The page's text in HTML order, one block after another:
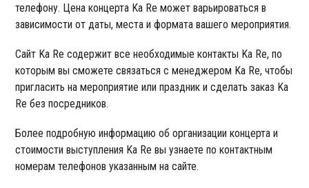
телефону. Цена концерта Ka Re может варьироваться в
зависимости от даты, места и формата вашего мероприятия.
Сайт Ka Re содержит все необходимые контакты Ka Re, по
которым вы сможете связаться с менеджером Ka Re, чтобы
пригласить на мероприятие или праздник и сделать заказ Ka
Re без посредников.
Более подробную информацию об организации концерта и
стоимости выступления Ka Re вы узнаете по контактным
номерам телефонов указанным на сайте.